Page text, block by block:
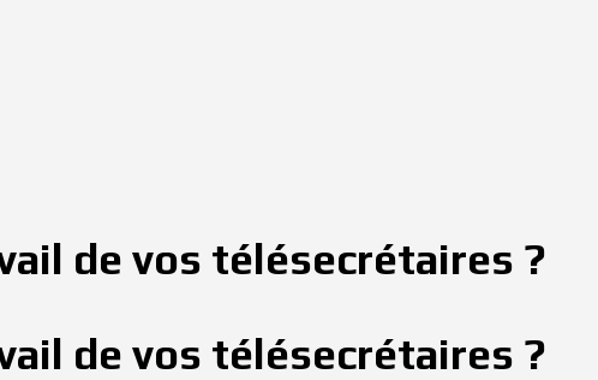
de vos télésecrétaires ?
de vos télésecrétaires ?